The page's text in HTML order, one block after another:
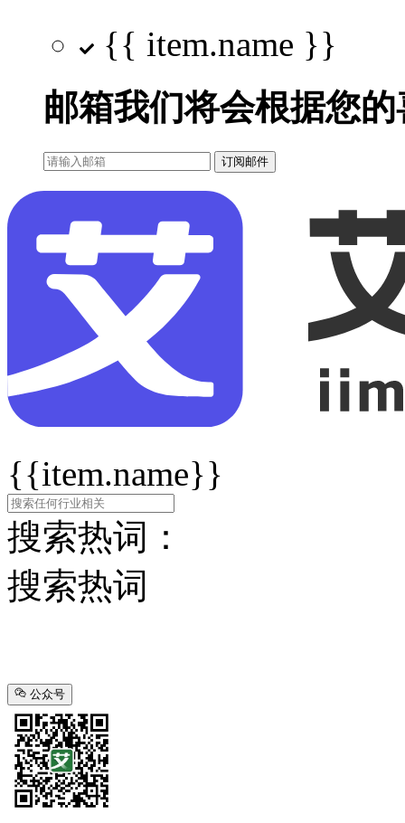
{{ item.name }}
邮箱我们将会根据您
订阅邮件
{{item.name}}
搜索热词：
搜索热词
公众号